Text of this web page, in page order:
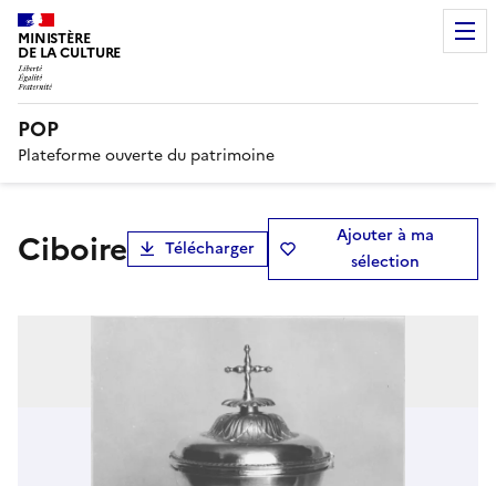
MINISTÈRE
DE LA CULTURE
POP
Plateforme ouverte du patrimoine
ciboire Télécharger
Ajouter à ma
sélection